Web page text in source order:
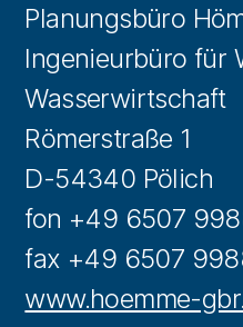
Planungsbüro
Ingenieurbüro für
Wasserwirtschaft
Römerstraße 1
D-54340 Pölich
fon +49 6507
fax +49 6507
www.hoemme-